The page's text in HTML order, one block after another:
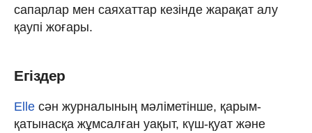
сапарлар мен саяхаттар кезінде жарақат алу
қаупі жоғары.
Егіздер
Elle сән журналының мәліметінше, қарым-
қатынасқа жұмсалған уақыт, күш-қуат және